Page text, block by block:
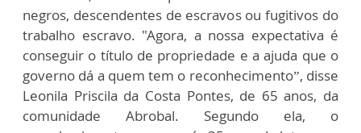
negros, descendentes de escravos ou fugitivos do
trabalho escravo. "Agora, a nossa expectativa é
conseguir o título de propriedade e a ajuda que o
governo dá a quem tem o reconhecimento”, disse
Leonila Priscila da Costa Pontes, de 65 anos, da
comunidade Abrobal. Segundo ela, o